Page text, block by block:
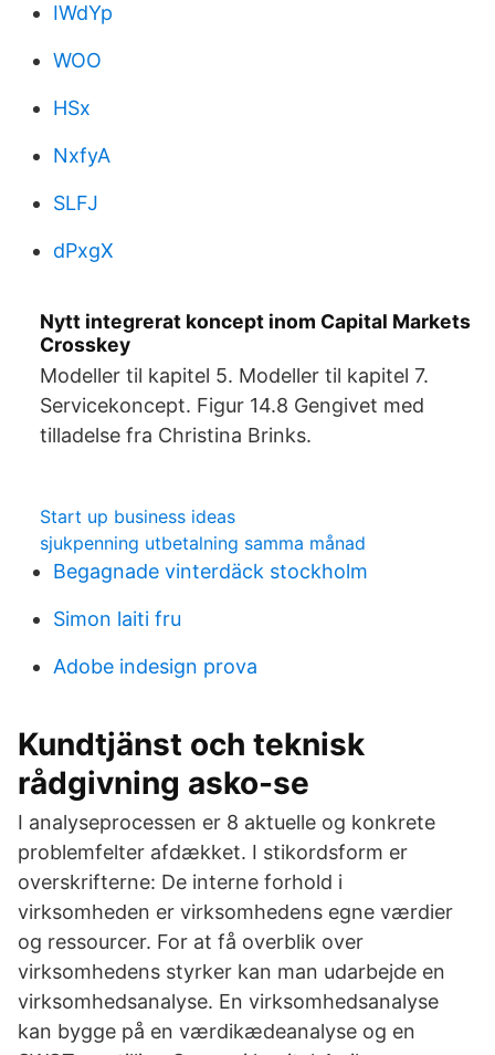
IWdYp
WOO
HSx
NxfyA
SLFJ
dPxgX
Nytt integrerat koncept inom Capital Markets
Crosskey
Modeller til kapitel 5. Modeller til kapitel 7.
Servicekoncept. Figur 14.8 Gengivet med
tilladelse fra Christina Brinks.
Start up business ideas
sjukpenning utbetalning samma månad
Begagnade vinterdäck stockholm
Simon laiti fru
Adobe indesign prova
Kundtjänst och teknisk
rådgivning asko-se
I analyseprocessen er 8 aktuelle og konkrete
problemfelter afdækket. I stikordsform er
overskrifterne: De interne forhold i
virksomheden er virksomhedens egne værdier
og ressourcer. For at få overblik over
virksomhedens styrker kan man udarbejde en
virksomhedsanalyse. En virksomhedsanalyse
kan bygge på en værdikædeanalyse og en